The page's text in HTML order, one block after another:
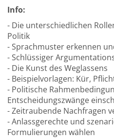
Info:
- Die unterschiedlichen
Politik
- Sprachmuster erkennen
- Schlüssiger
- Die Kunst des Weglassens
- Beispielvorlagen: Kür,
- Politische
Entscheidungszwänge
- Zeitraubende Nachfragen
- Anlassgerechte und
Formulierungen wählen